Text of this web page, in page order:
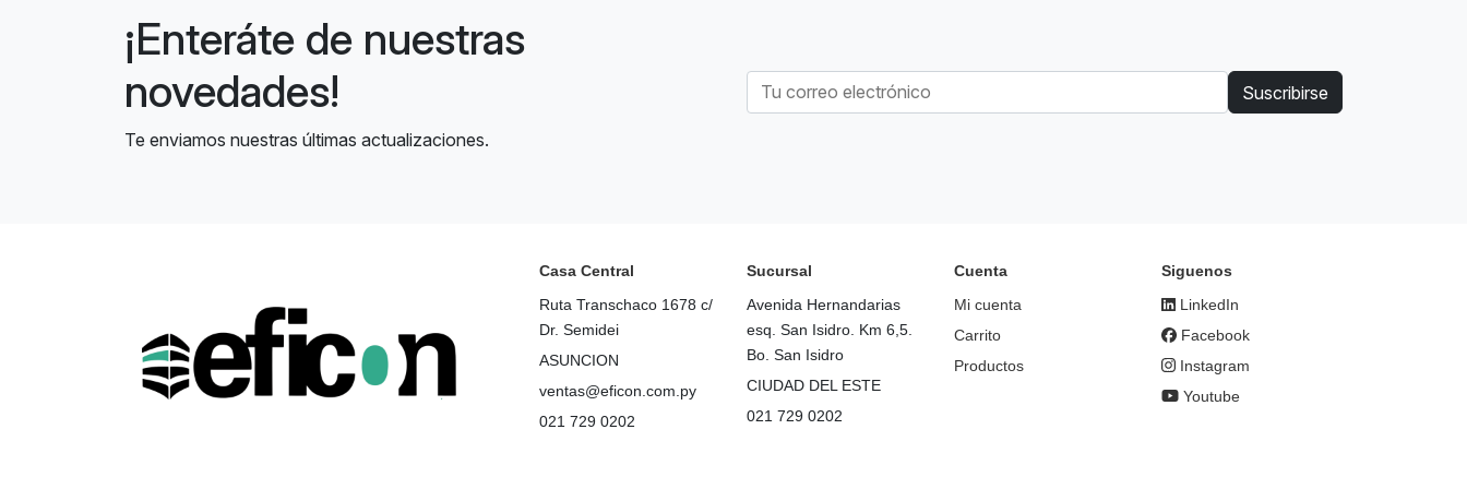
¡Enteráte de nuestras
novedades!
Te enviamos nuestras últimas actualizaciones.
Suscribirse
Casa Central
Ruta Transchaco 1678 c/
Dr. Semidei
ASUNCION
ventas@eficon.com.py
021 729 0202
Sucursal
Avenida Hernandarias
esq. San Isidro. Km 6,5.
Bo. San Isidro
CIUDAD DEL ESTE
021 729 0202
Cuenta
Mi cuenta
Carrito
Productos
Siguenos
LinkedIn
Facebook
Instagram
Youtube